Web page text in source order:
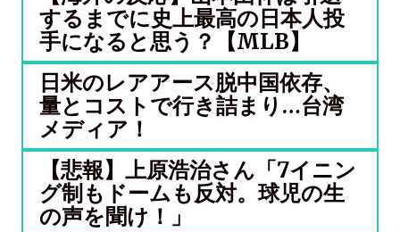
するまでに史上最高の日本人投
手になると思う？【MLB】
日米のレアアース脱中国依存、
量とコストで行き詰まり…台湾
メディア！
【悲報】上原浩治さん「7イニン
グ制もドームも反対。球児の生
の声を聞け！」